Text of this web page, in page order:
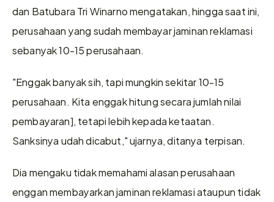
dan Batubara Tri Winarno mengatakan, hingga saat ini,
perusahaan yang sudah membayar jaminan reklamasi
sebanyak 10-15 perusahaan.
"Enggak banyak sih, tapi mungkin sekitar 10-15
perusahaan. Kita enggak hitung secara jumlah nilai
pembayaran], tetapi lebih kepada ketaatan.
Sanksinya udah dicabut," ujarnya, ditanya terpisan.
Dia mengaku tidak memahami alasan perusahaan
enggan membayarkan jaminan reklamasi ataupun tidak